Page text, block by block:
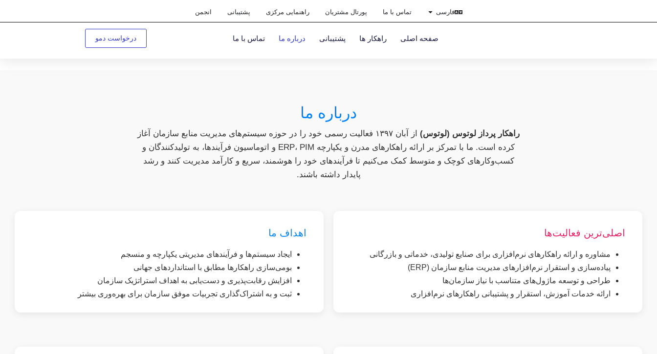
فارسی تماس با ما پورتال مشتریان راهنمایی مرکزی پشتیبانی انجمن
صفحه اصلی راهکار ها پشتیبانی درباره ما تماس با ما درخواست دمو
درباره ما
راهکار پرداز لوتوس (لوتوس)
از آبان ۱۳۹۷ فعالیت رسمی خود را در حوزه سیستم‌های مدیریت منابع سازمان آغاز
کرده است. ما با تمرکز بر ارائه راهکارهای مدرن و یکپارچه ERP، PIM و اتوماسیون فرآیندها، به تولیدکنندگان و
کسب‌وکارهای کوچک و متوسط کمک می‌کنیم تا فرآیندهای خود را هوشمند، سریع و کارآمد مدیریت کنند و رشد
پایدار داشته باشند.
اصلی‌ترین فعالیت‌ها
مشاوره و ارائه راهکارهای نرم‌افزاری برای صنایع تولیدی، خدماتی و بازرگانی
پیاده‌سازی و استقرار نرم‌افزارهای مدیریت منابع سازمان (ERP)
طراحی و توسعه ماژول‌های متناسب با نیاز سازمان‌ها
ارائه خدمات آموزش، استقرار و پشتیبانی راهکارهای نرم‌افزاری
اهداف ما
ایجاد سیستم‌ها و فرآیندهای مدیریتی یکپارچه و منسجم
بومی‌سازی راهکارها مطابق با استانداردهای جهانی
افزایش رقابت‌پذیری و دست‌یابی به اهداف استراتژیک سازمان
ثبت و به اشتراک‌گذاری تجربیات موفق سازمان برای بهره‌وری بیشتر